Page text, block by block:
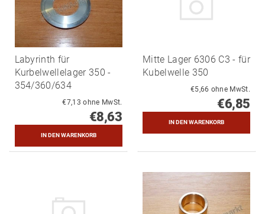
Labyrinth für
Kurbelwellelager 350 -
354/360/634
€7,13 ohne MwSt.
€8,63
Mitte Lager 6306 C3 - für
Kubelwelle 350
€5,66 ohne MwSt.
€6,85